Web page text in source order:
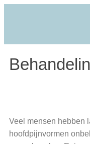
Veel mensen hebben
hoofdpijnvormen